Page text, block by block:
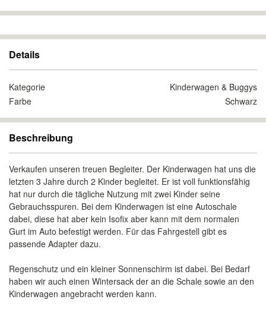
Details
Kategorie
Kinderwagen & Buggys
Farbe
Schwarz
Beschreibung
Verkaufen unseren treuen Begleiter. Der Kinderwagen hat uns die
letzten 3 Jahre durch 2 Kinder begleitet. Er ist voll funktionsfähig
hat nur durch die tägliche Nutzung mit zwei Kinder seine
Gebrauchsspuren. Bei dem Kinderwagen ist eine Autoschale
dabei, diese hat aber kein Isofix aber kann mit dem normalen
Gurt im Auto befestigt werden. Für das Fahrgestell gibt es
passende Adapter dazu.
Regenschutz und ein kleiner Sonnenschirm ist dabei. Bei Bedarf
haben wir auch einen Wintersack der an die Schale sowie an den
Kinderwagen angebracht werden kann.